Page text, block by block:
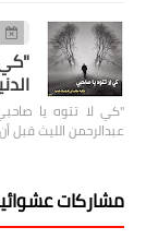
"كي
"كي لا تتوه يا
عبدالرحمن الليث قبل
مشاركات